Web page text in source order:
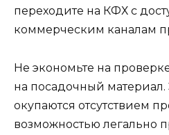
переходите на КФХ с
коммерческим каналам
Не экономьте на
на посадочный
окупаются отсутствием
возможностью легально